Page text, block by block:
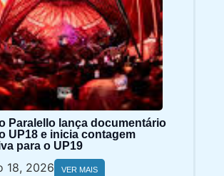
Paralello lança documentário
UP18 e inicia contagem
para o UP19
18, 2026 VER MAIS